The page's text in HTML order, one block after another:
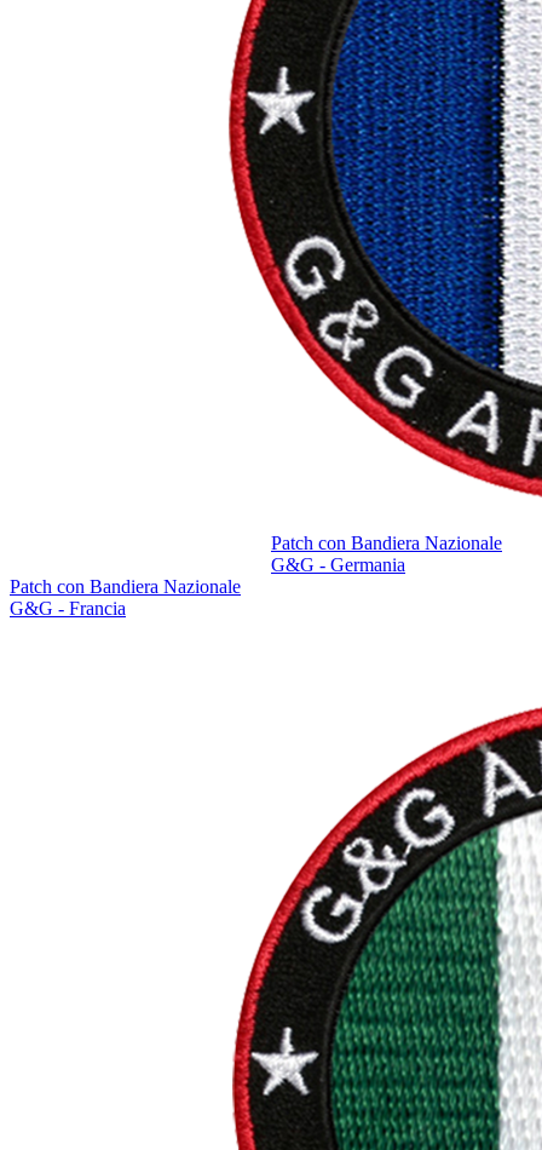
Patch con Bandiera Nazionale
G&G - Germania
Patch con Bandiera Nazionale
G&G - Francia